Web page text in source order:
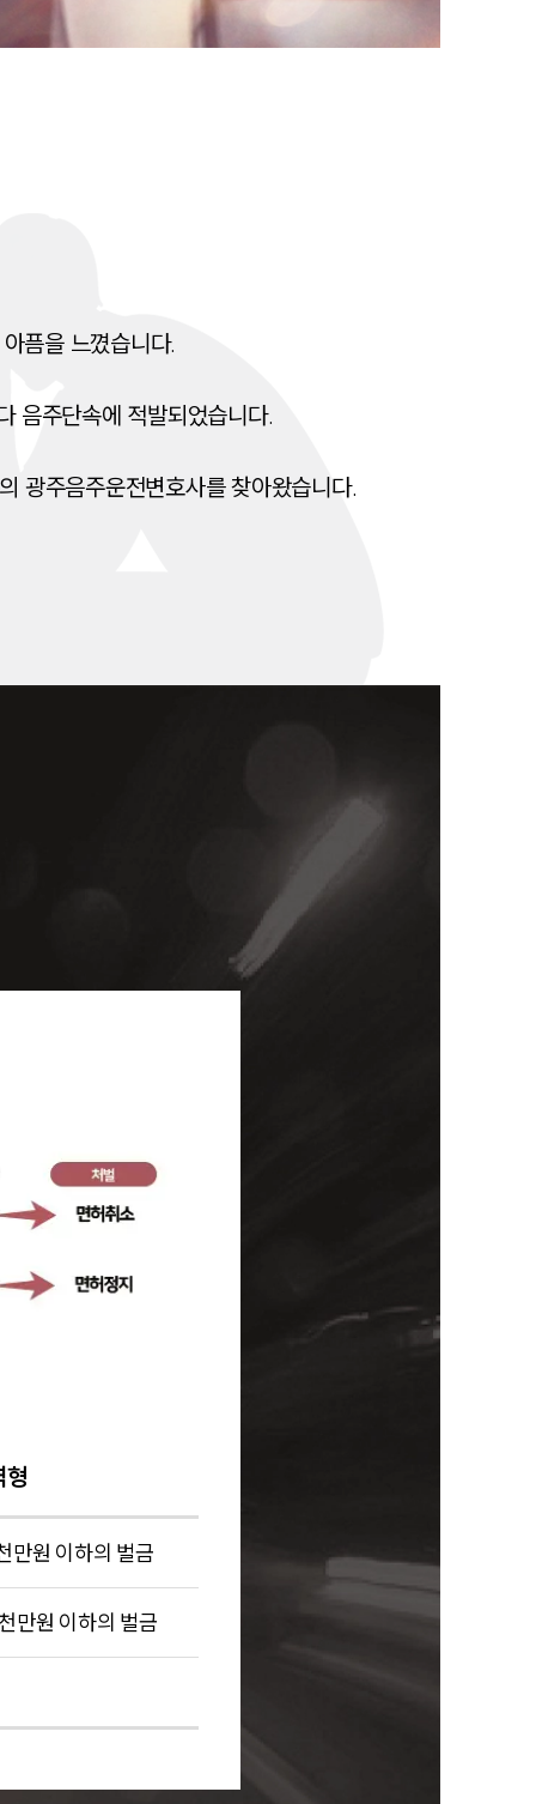
고객후기
음주운전·교통사고전문변호사추천
소식/자료
언론보도
뉴스레터/브로슈어
픔을 느꼈습니다.
음주단속에 적발되었습니다.
광주음주운전변호사를 찾아왔습니다.
형
만원 이하의 벌금
만원 이하의 벌금